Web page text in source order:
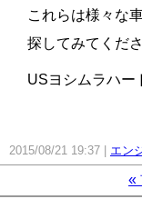
これらは様々な
探してみてくださ
USヨシムラハー
2015/08/21 19:37 エン
«